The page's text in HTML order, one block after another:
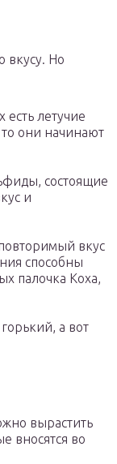
вкусу. Но
есть летучие
они начинают
состоящие
и
вкус
способны
палочка Коха,
а вот
вырастить
вносятся во